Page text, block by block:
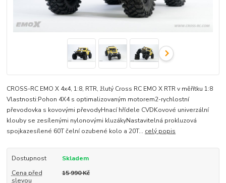
CROSS-​RC EMO X 4x4, 1:8, RTR, žlutý Cross RC EMO X RTR v měřítku 1:8
Vlastnosti:Pohon 4X4 s optimalizovaným motorem2-rychlostní
převodovka s kovovými převodyHnací hřídele CVDKovové univerzální
klouby se zesílenými nylonovými kluzákyNastavitelná prokluzová
spojkazesílené 60T čelní ozubené kolo a 20T... celý popis
Dostupnost
Skladem
Cena před
slevou
15 990 Kč